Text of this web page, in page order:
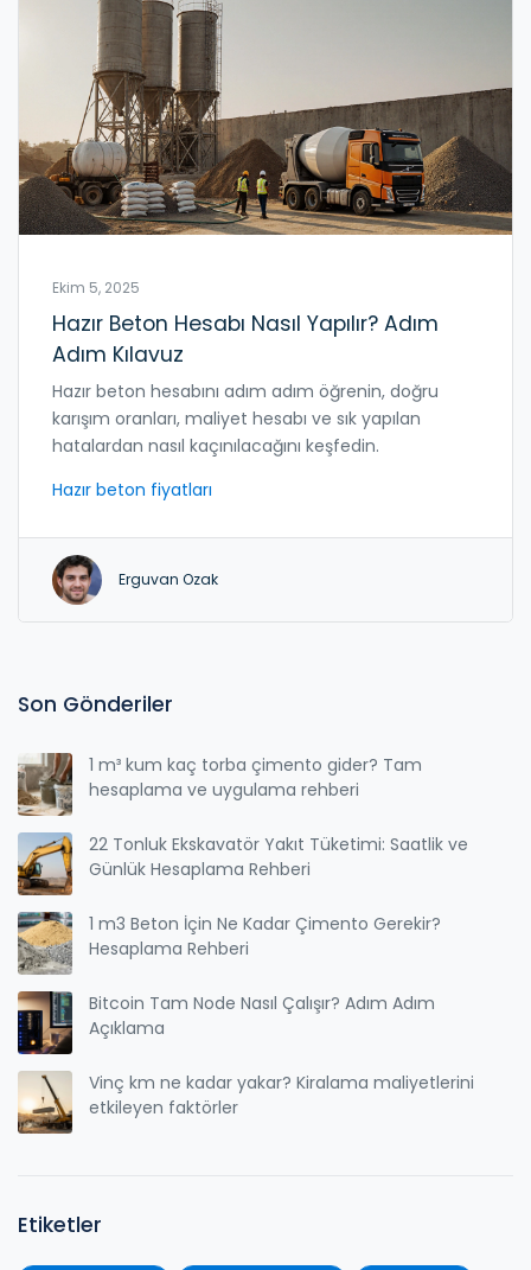
Ekim 5, 2025
Hazır Beton Hesabı Nasıl Yapılır? Adım
Adım Kılavuz
Hazır beton hesabını adım adım öğrenin, doğru
karışım oranları, maliyet hesabı ve sık yapılan
hatalardan nasıl kaçınılacağını keşfedin.
Hazır beton fiyatları
Erguvan Ozak
Son Gönderiler
1 m³ kum kaç torba çimento gider? Tam
hesaplama ve uygulama rehberi
22 Tonluk Ekskavatör Yakıt Tüketimi: Saatlik ve
Günlük Hesaplama Rehberi
1 m3 Beton İçin Ne Kadar Çimento Gerekir?
Hesaplama Rehberi
Bitcoin Tam Node Nasıl Çalışır? Adım Adım
Açıklama
Vinç km ne kadar yakar? Kiralama maliyetlerini
etkileyen faktörler
Etiketler